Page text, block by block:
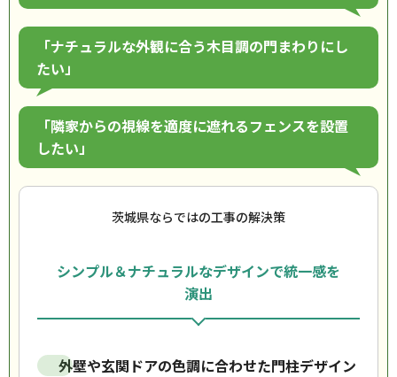
「ナチュラルな外観に合う木目調の門まわりにし
たい」
「隣家からの視線を適度に遮れるフェンスを設置
したい」
茨城県ならではの工事の解決策
シンプル＆ナチュラルなデザインで統一感を
演出
外壁や玄関ドアの色調に合わせた門柱デザイン